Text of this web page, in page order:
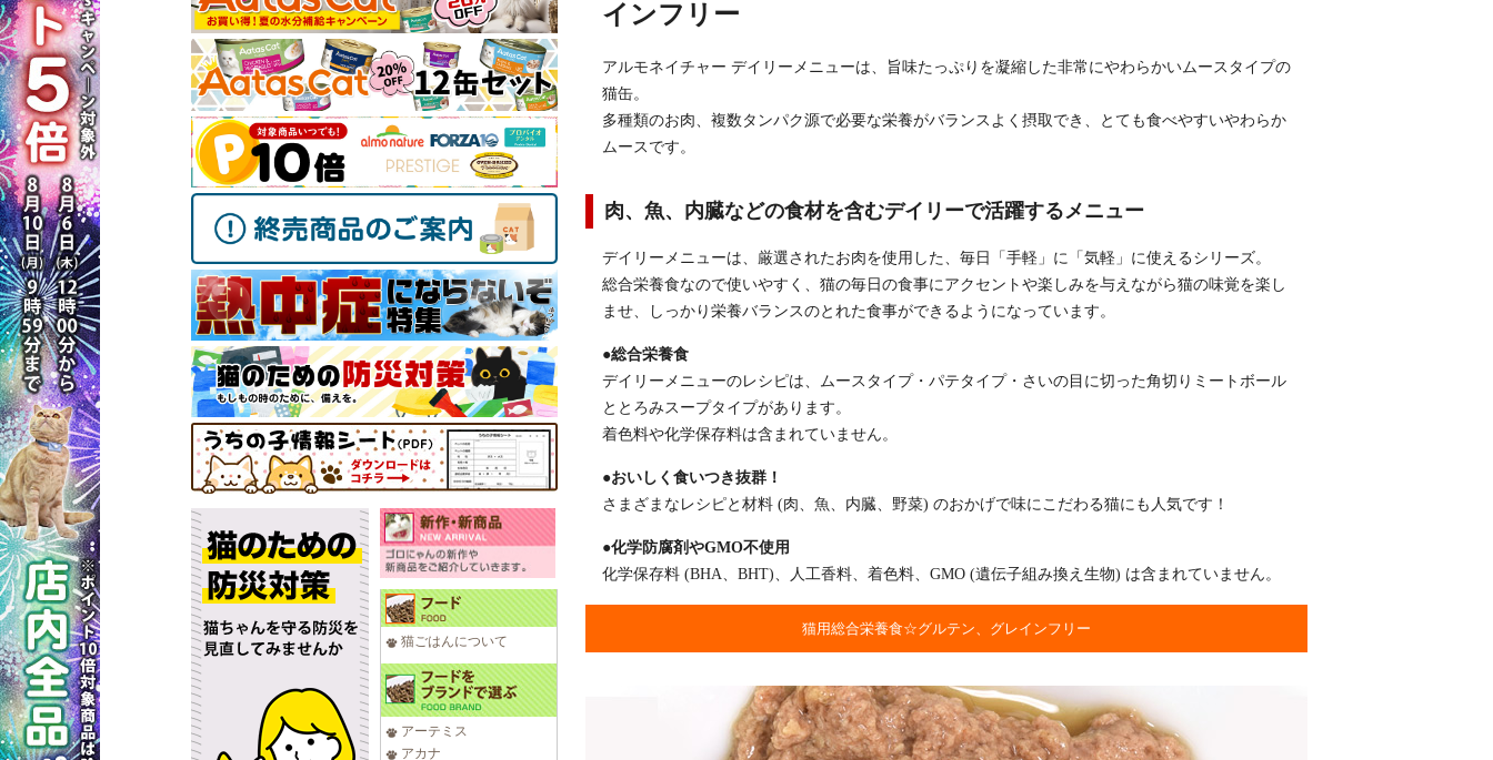
猫ごはんについて
アーテミス
アカナ
インフリー
アルモネイチャー デイリーメニューは、旨味たっぷりを凝縮した非常にやわらかいムースタイプの
猫缶。
多種類のお肉、複数タンパク源で必要な栄養がバランスよく摂取でき、とても食べやすいやわらか
ムースです。
肉、魚、内臓などの食材を含むデイリーで活躍するメニュー
デイリーメニューは、厳選されたお肉を使用した、毎日「手軽」に「気軽」に使えるシリーズ。
総合栄養食なので使いやすく、猫の毎日の食事にアクセントや楽しみを与えながら猫の味覚を楽し
ませ、しっかり栄養バランスのとれた食事ができるようになっています。
●総合栄養食
デイリーメニューのレシピは、ムースタイプ・パテタイプ・さいの目に切った角切りミートボール
ととろみスープタイプがあります。
着色料や化学保存料は含まれていません。
●おいしく食いつき抜群！
さまざまなレシピと材料 (肉、魚、内臓、野菜) のおかげで味にこだわる猫にも人気です！
●化学防腐剤やGMO不使用
化学保存料 (BHA、BHT)、人工香料、着色料、GMO (遺伝子組み換え生物) は含まれていません。
猫用総合栄養食☆グルテン、グレインフリー